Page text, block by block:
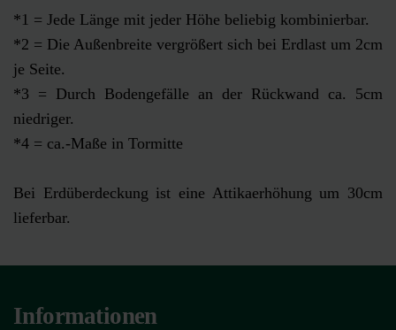
*1 = Jede Länge mit jeder Höhe beliebig kombinierbar.
*2 = Die Außenbreite vergrößert sich bei Erdlast um 2cm
je Seite.
*3 = Durch Bodengefälle an der Rückwand ca. 5cm
niedriger.
*4 = ca.-Maße in Tormitte
Bei Erdüberdeckung ist eine Attikaerhöhung um 30cm
lieferbar.
Informationen